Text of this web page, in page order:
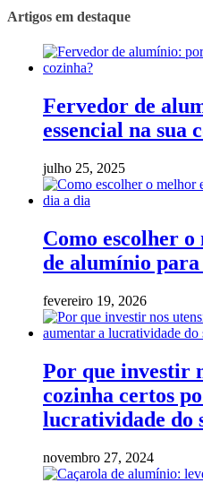
Artigos em destaque
Fervedor de
essencial na sua
julho 25, 2025
Como escolher
de alumínio para
fevereiro 19, 2026
Por que investir
cozinha certos
lucratividade do
novembro 27, 2024